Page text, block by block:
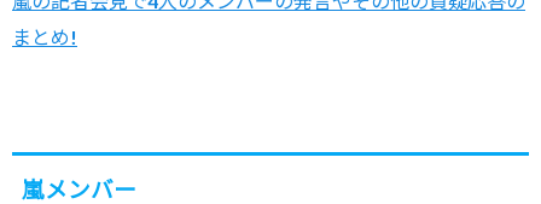
まとめ!
嵐メンバー